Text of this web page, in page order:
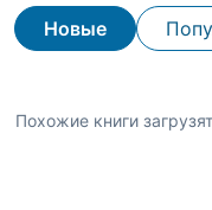
Новые
Похожие книги